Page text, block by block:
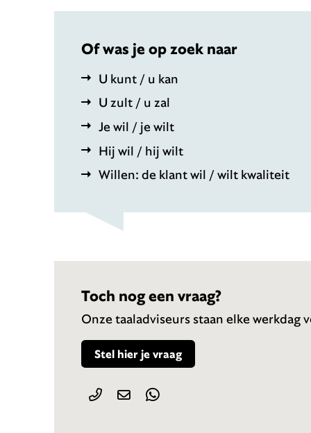
Of was je op zoek naar
U kunt / u kan
U zult / u zal
Je wil / je wilt
Hij wil / hij wilt
Willen: de klant wil / wilt kwaliteit
Toch nog een vraag?
Onze taaladviseurs staan elke werkdag
Stel hier je vraag